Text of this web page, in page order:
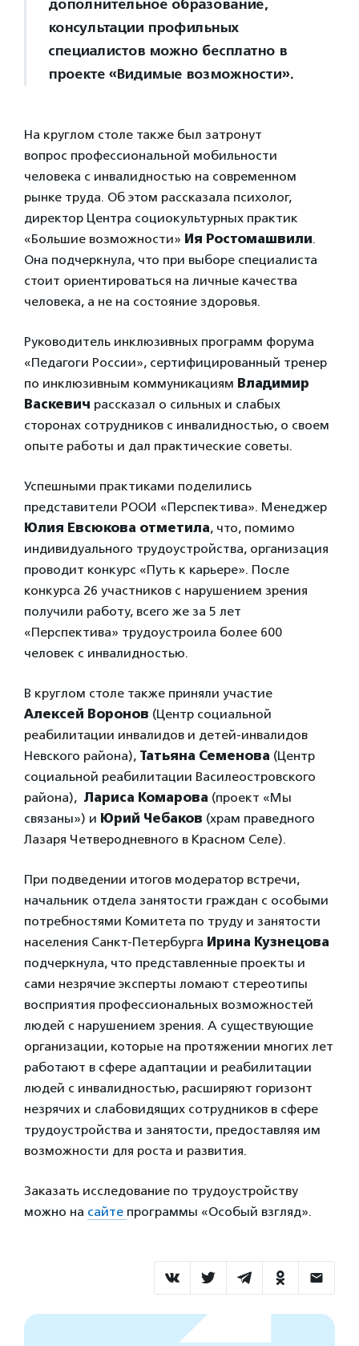
дополнительное образование,
консультации профильных
специалистов можно бесплатно в
проекте «Видимые возможности».
На круглом столе также был затронут
вопрос профессиональной мобильности
человека с инвалидностью на современном
рынке труда. Об этом рассказала психолог,
директор Центра социокультурных практик
«Большие возможности» Ия Ростомашвили.
Она подчеркнула, что при выборе специалиста
стоит ориентироваться на личные качества
человека, а не на состояние здоровья.
Руководитель инклюзивных программ форума
«Педагоги России», сертифицированный тренер
по инклюзивным коммуникациям Владимир
Васкевич рассказал о сильных и слабых
сторонах сотрудников с инвалидностью, о своем
опыте работы и дал практические советы.
Успешными практиками поделились
представители РООИ «Перспектива». Менеджер
Юлия Евсюкова отметила, что, помимо
индивидуального трудоустройства, организация
проводит конкурс «Путь к карьере». После
конкурса 26 участников с нарушением зрения
получили работу, всего же за 5 лет
«Перспектива» трудоустроила более 600
человек с инвалидностью.
В круглом столе также приняли участие
Алексей Воронов (Центр социальной
реабилитации инвалидов и детей-инвалидов
Невского района), Татьяна Семенова (Центр
социальной реабилитации Василеостровского
района), Лариса Комарова (проект «Мы
связаны») и Юрий Чебаков (храм праведного
Лазаря Четверодневного в Красном Селе).
При подведении итогов модератор встречи,
начальник отдела занятости граждан с особыми
потребностями Комитета по труду и занятости
населения Санкт-Петербурга Ирина Кузнецова
подчеркнула, что представленные проекты и
сами незрячие эксперты ломают стереотипы
восприятия профессиональных возможностей
людей с нарушением зрения. А существующие
организации, которые на протяжении многих лет
работают в сфере адаптации и реабилитации
людей с инвалидностью, расширяют горизонт
незрячих и слабовидящих сотрудников в сфере
трудоустройства и занятости, предоставляя им
возможности для роста и развития.
Заказать исследование по трудоустройству
можно на сайте программы «Особый взгляд».